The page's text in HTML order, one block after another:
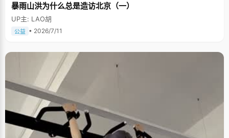
暴雨山洪为什么总是造访北京（一）
UP主: LAO胡
公益 • 2026/7/11